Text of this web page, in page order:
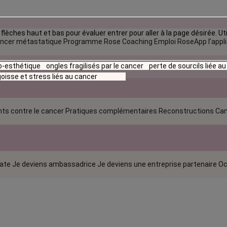
métastatique Programme Rose Coaching Emploi RoseApp
contre le cancer Pratiques complémentaires Reconstructions
Je deviens ambassadrice Je deviens une entreprise partenaire
haut et bas pour évaluer entrer pour aller à la page désirée.
esthétique ongles fragilisés par le cancer
perte de sourcils liée
et stress liés au cancer